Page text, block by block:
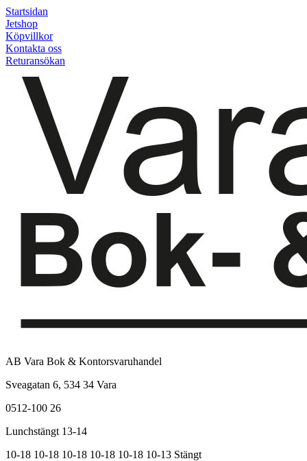
Startsidan
Jetshop
Köpvillkor
Kontakta oss
Returansökan
AB Vara Bok & Kontorsvaruhandel
Sveagatan 6, 534 34 Vara
0512-100 26
Lunchstängt 13-14
10-18 10-18 10-18 10-18 10-18 10-13 Stängt